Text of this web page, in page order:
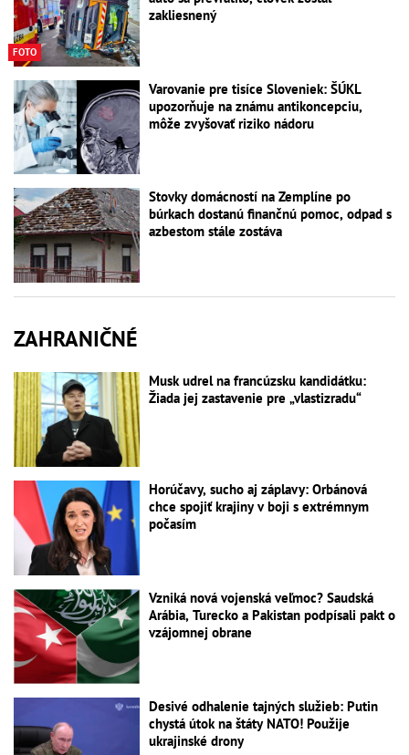
FOTO
zakliesnený
Varovanie pre tisíce Sloveniek: ŠÚKL
upozorňuje na známu antikoncepciu,
môže zvyšovať riziko nádoru
Stovky domácností na Zemplíne po
búrkach dostanú finančnú pomoc, odpad s
azbestom stále zostáva
ZAHRANIČNÉ
Musk udrel na francúzsku kandidátku:
Žiada jej zastavenie pre „vlastizradu“
Horúčavy, sucho aj záplavy: Orbánová
chce spojiť krajiny v boji s extrémnym
počasím
Vzniká nová vojenská veľmoc? Saudská
Arábia, Turecko a Pakistan podpísali pakt o
vzájomnej obrane
Desivé odhalenie tajných služieb: Putin
chystá útok na štáty NATO! Použije
ukrajinské drony